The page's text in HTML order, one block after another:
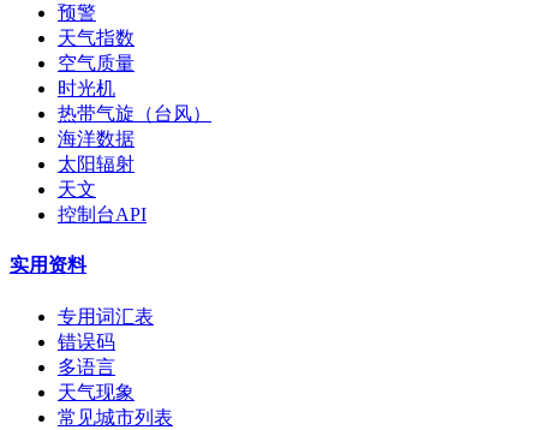
预警
天气指数
空气质量
时光机
热带气旋（台风）
海洋数据
太阳辐射
天文
控制台API
实用资料
专用词汇表
错误码
多语言
天气现象
常见城市列表